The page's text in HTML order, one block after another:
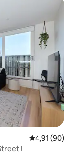
Évaluation
4,91 (90)
!